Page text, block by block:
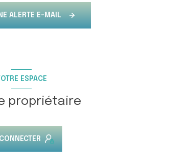
ALERTE E-MAIL
ESPACE
propriétaire